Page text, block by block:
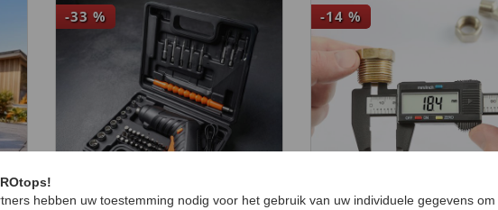
-33 % -14 %
hebben uw toestemming nodig voor het gebruik van uw individuele gegevens